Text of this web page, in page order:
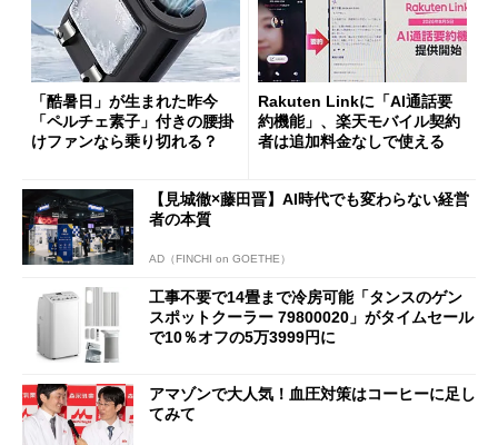
「酷暑日」が生まれた昨今
「ペルチェ素子」付きの腰掛
けファンなら乗り切れる？
Rakuten Linkに「AI通話要
約機能」、楽天モバイル契約
者は追加料金なしで使える
【見城徹×藤田晋】AI時代でも変わらない経営
者の本質
AD（FINCHI on GOETHE）
工事不要で14畳まで冷房可能「タンスのゲン
スポットクーラー 79800020」がタイムセール
で10％オフの5万3999円に
アマゾンで大人気！血圧対策はコーヒーに足し
てみて